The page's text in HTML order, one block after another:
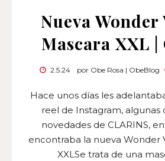
Nueva Wonder
Mascara XXL
2.5.24 por Obe Rosa | ObeBlog
Hace unos días les
reel de Instagram, algunas
novedades de CLARINS,
encontraba la nueva Wonder
XXLSe trata de una